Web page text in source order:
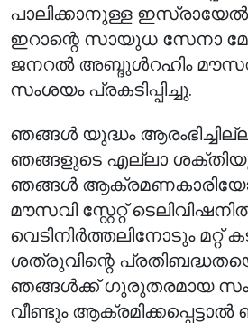
പാലിക്കാനുള്ള
ഇറാന്റെ സായുധ സേനാ
ജനറൽ അബ്ദുൾറഹിം
സംശയം പ്രകടിപ്പിച്ചു.
ഞങ്ങൾ യുദ്ധം
ഞങ്ങളുടെ എല്ലാ
ഞങ്ങൾ ആക്രമണകാരിയോട്
മൗസവി സ്റ്റേറ്റ്
വെടിനിർത്തലിനോടും
ശത്രുവിന്റെ
ഞങ്ങൾക്ക് ഗുരുതരമായ
വീണ്ടും